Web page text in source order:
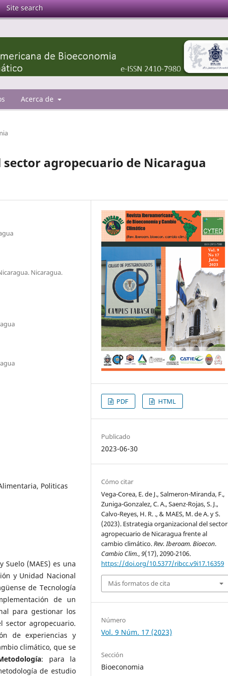
Site search
Acerca de
agropecuario de Nicaragua
Nicaragua.
Politicas
Suelo (MAES) es una
y Unidad Nacional
de Tecnología
de un
para gestionar los
sector agropecuario.
de experiencias y
climático, que se
: para la
de estudio
PDF HTML
Publicado
2023-06-30
Cómo citar
Vega-Corea, E. de J., Salmeron-Miranda, F.,
Zuniga-Gonzalez, C. A., Saenz-Rojas, S. J.,
Calvo-Reyes, H. R. ., & MAES, M. de A. y S.
(2023). Estrategia organizacional del sector
agropecuario de Nicaragua frente al
cambio climático.Rev. Iberoam. Bioecon.
Cambio Clim.,9(17), 2090-2106.
https://doi.org/10.5377/ribcc.v9i17.16359
Más formatos de cita
Número
Vol. 9 Núm. 17 (2023)
Sección
Bioeconomia